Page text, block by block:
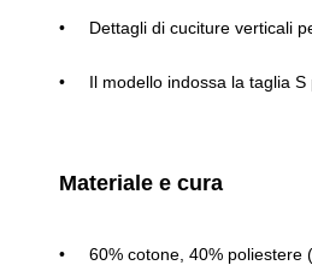
Dettagli di cuciture verticali
Il modello indossa la taglia
Materiale e cura
60% cotone, 40% poliestere